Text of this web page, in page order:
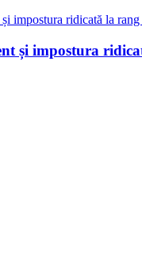
și impostura